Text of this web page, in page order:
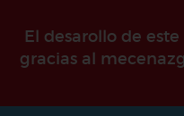
El desarollo de
gracias al